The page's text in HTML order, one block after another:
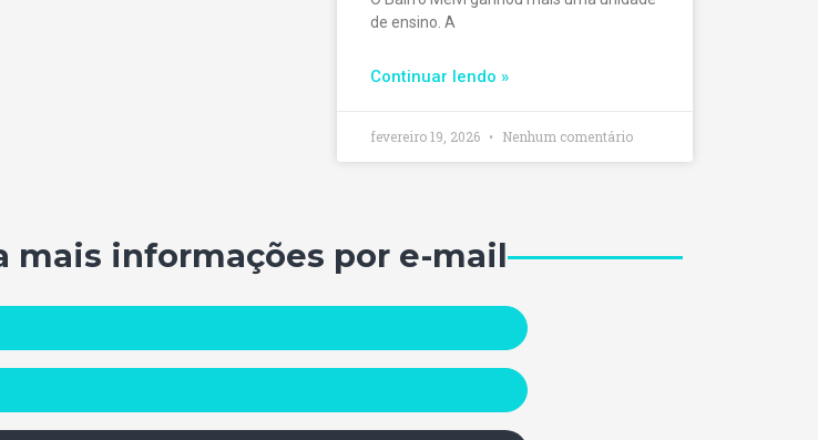
de ensino. A
Continuar lendo »
fevereiro 19, 2026 Nenhum comentário
mais informações por e-mail